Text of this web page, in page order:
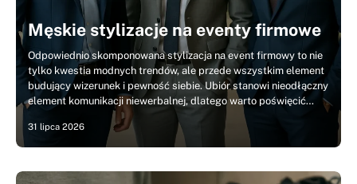
Męskie stylizacje na eventy firmowe
Odpowiednio skomponowana stylizacja na event firmowy to nie
tylko kwestia modnych trendów, ale przede wszystkim element
budujący wizerunek i pewność siebie. Ubiór stanowi nieodłączny
element komunikacji niewerbalnej, dlatego warto poświęcić…
31 lipca 2026